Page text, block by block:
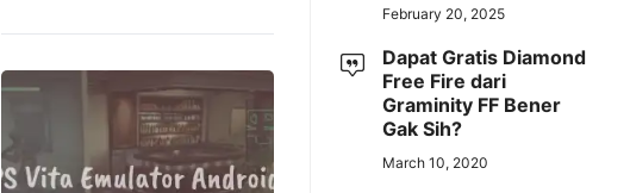
February 20, 2025
Dapat Gratis Diamond
Free Fire dari
Graminity FF Bener
Gak Sih?
March 10, 2020